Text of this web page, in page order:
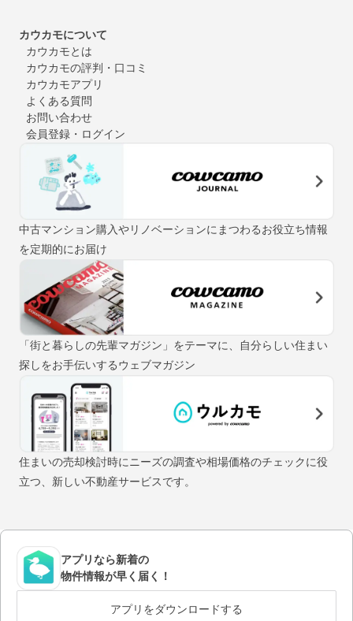
カウカモについて
カウカモとは
カウカモの評判・口コミ
カウカモアプリ
よくある質問
お問い合わせ
会員登録・ログイン
中古マンション購入やリノベーションにまつわるお役立ち情報
を定期的にお届け
「街と暮らしの先輩マガジン」をテーマに、自分らしい住まい
探しをお手伝いするウェブマガジン
住まいの売却検討時にニーズの調査や相場価格のチェックに役
立つ、新しい不動産サービスです。
アプリなら新着の
物件情報が早く届く！
アプリをダウンロードする